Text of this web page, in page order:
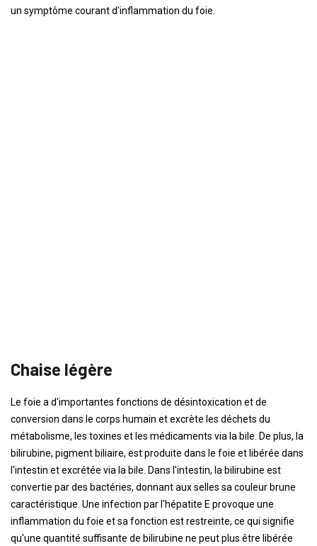
un symptôme courant d'inflammation du foie.
Chaise légère
Le foie a d'importantes fonctions de désintoxication et de
conversion dans le corps humain et excrète les déchets du
métabolisme, les toxines et les médicaments via la bile. De plus, la
bilirubine, pigment biliaire, est produite dans le foie et libérée dans
l'intestin et excrétée via la bile. Dans l'intestin, la bilirubine est
convertie par des bactéries, donnant aux selles sa couleur brune
caractéristique. Une infection par l'hépatite E provoque une
inflammation du foie et sa fonction est restreinte, ce qui signifie
qu'une quantité suffisante de bilirubine ne peut plus être libérée